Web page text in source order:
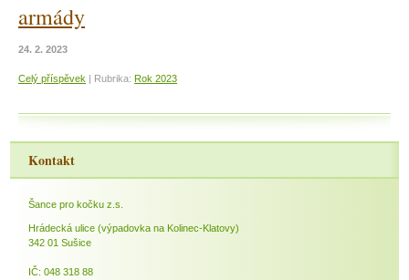
armády
24. 2. 2023
Celý příspěvek | Rubrika: Rok 2023
Kontakt
Šance pro kočku z.s.
Hrádecká ulice (výpadovka na Kolinec-Klatovy)
342 01 Sušice
IČ: 048 318 88